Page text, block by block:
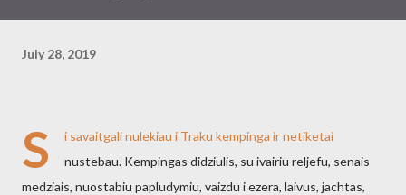
July 28, 2019
S
i savaitgali nulekiau i Traku kempinga ir netiketai
nustebau. Kempingas didziulis, su ivairiu reljefu, senais
medziais, nuostabiu papludymiu, vaizdu i ezera, laivus, jachtas,